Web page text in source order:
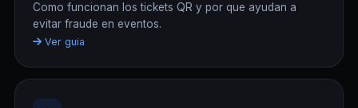
Como funcionan los tickets QR y por que ayudan a
evitar fraude en eventos.
Ver guia